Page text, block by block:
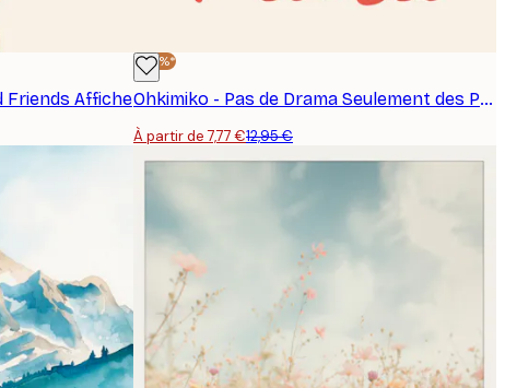
Friends Affiche
-40%*
Ohkimiko - Pas de Drama Seulement des Pâtes Affiche
À partir de 7,77 €12,95 €